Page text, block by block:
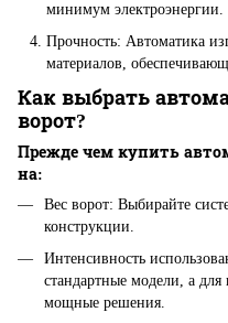
минимум электроэнергии.
Прочность: Автоматика
материалов,
Как выбрать
ворот?
Прежде чем купить
на:
Вес ворот: Выбирайте
конструкции.
Интенсивность
стандартные модели, а
мощные решения.